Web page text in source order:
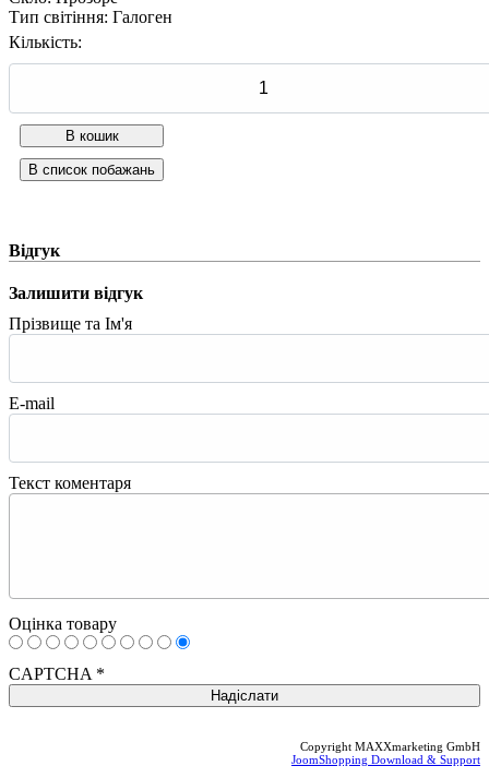
Тип світіння: Галоген
Кількість:
Відгук
Залишити відгук
Прізвище та Ім'я
E-mail
Текст коментаря
Оцінка товару
CAPTCHA *
Copyright MAXXmarketing GmbH
JoomShopping Download & Support